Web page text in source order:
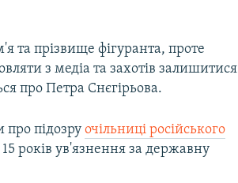
та прізвище фігуранта, проте
з медіа та захотів залишитися
про Петра Снєгірьова.
про підозруочільниці російського
15 років ув'язнення за державну